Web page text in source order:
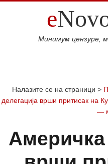
e
Минимум цензуре,
Свијет
Балкан
Србија
Република
Српска
Хроника
Налазите се на страници >
делегација врши притисак на
—
Америчка